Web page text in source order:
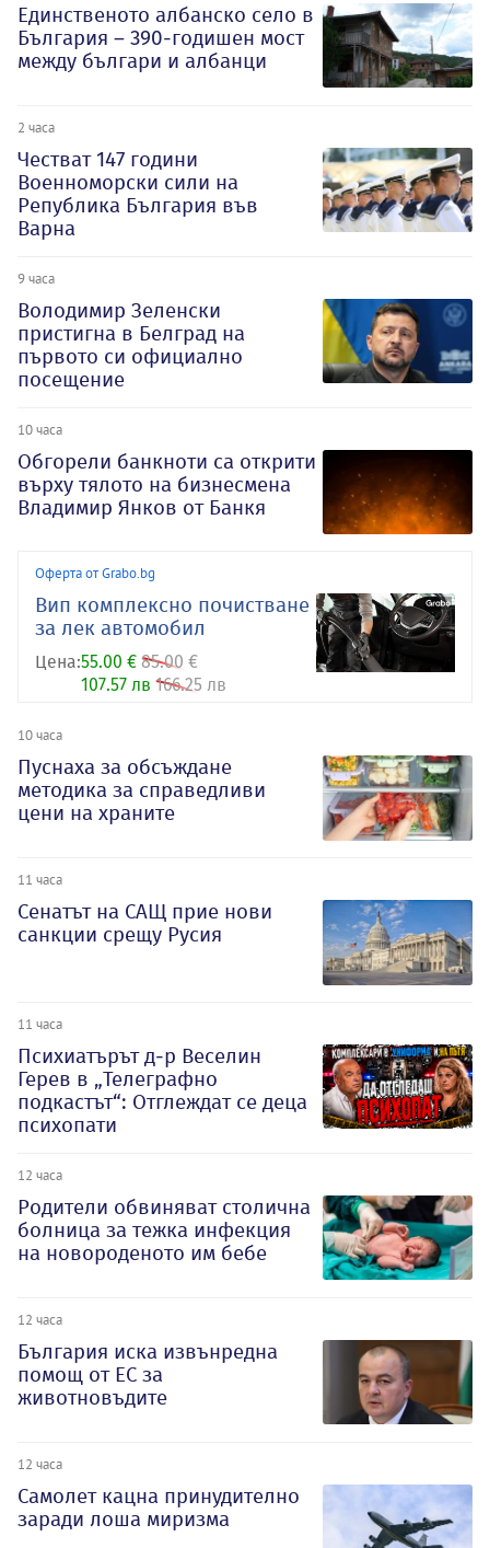
Единственото албанско село в
България – 390-годишен мост
между българи и албанци
2 часа
Честват 147 години
Военноморски сили на
Република България във
Варна
9 часа
Володимир Зеленски
пристигна в Белград на
първото си официално
посещение
10 часа
Обгорели банкноти са открити
върху тялото на бизнесмена
Владимир Янков от Банкя
Оферта от Grabo.bg
Вип комплексно почистване
за лек автомобил
Цена:55.00 € 85.00 €
107.57 лв 166.25 лв
10 часа
Пуснаха за обсъждане
методика за справедливи
цени на храните
11 часа
Сенатът на САЩ прие нови
санкции срещу Русия
11 часа
Психиатърът д-р Веселин
Герев в „Телеграфно
подкастът“: Отглеждат се деца
психопати
12 часа
Родители обвиняват столична
болница за тежка инфекция
на новороденото им бебе
12 часа
България иска извънредна
помощ от ЕС за
животновъдите
12 часа
Самолет кацна принудително
заради лоша миризма